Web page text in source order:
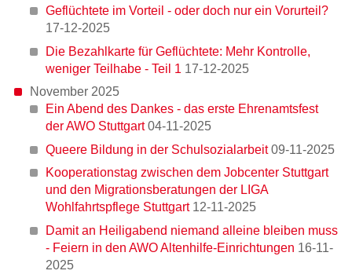
Weltfrauentag: Ein Tag des Gedenkens und der Inspiration
Geflüchtete im Vorteil - oder doch nur ein Vorurteil?
17-12-2025
Die Bezahlkarte für Geflüchtete: Mehr Kontrolle,
weniger Teilhabe - Teil 1 17-12-2025
November 2025
Ein Abend des Dankes - das erste Ehrenamtsfest
der AWO Stuttgart 04-11-2025
Queere Bildung in der Schulsozialarbeit 09-11-2025
Kooperationstag zwischen dem Jobcenter Stuttgart
und den Migrationsberatungen der LIGA
Wohlfahrtspflege Stuttgart 12-11-2025
Damit an Heiligabend niemand alleine bleiben muss
- Feiern in den AWO Altenhilfe-Einrichtungen 16-11-
2025